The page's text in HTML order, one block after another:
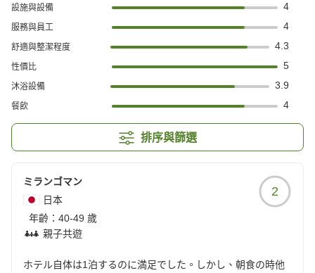
設施與設備 4
服務與員工 4
舒適與整潔程度 4.3
性價比 5
沐浴設備 3.9
餐飲 4
排序與篩選
ミランゴマン
日本
年齡： 40-49 歲
親子共遊
2
ホテル自体は1泊するのに満足でした。しかし、朝食の時他